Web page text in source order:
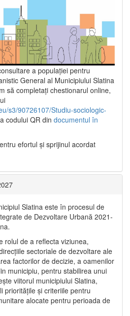
a populaţiei pentru
General al Municipiului Slatina
să completați chestionarul online,
s3/90726107/Studiu-sociologic-
codului QR din documentul în
efortul şi sprijinul acordat
Slatina este în procesul de
de Dezvoltare Urbană 2021‐
rolul de a reflecta viziunea,
sectoriale de dezvoltare ale
factorilor de decizie, a oamenilor
municipiu, pentru stabilirea unui
viitorul municipiului Slatina,
prioritățile și criteriile pentru
alocate pentru perioada de